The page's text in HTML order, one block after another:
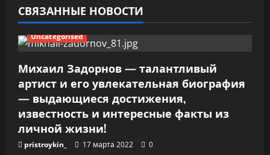
а
п
и
с
я
м
СВЯЗАННЫЕ НОВОСТИ
Uncategorised
Михаил Задорнов — талантливый
артист и его увлекательная биография
— выдающиеся достижения,
известность и интересные факты из
личной жизни!
pristroykin_ 17 марта 2022 0